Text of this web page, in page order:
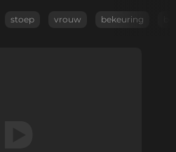
stoep vrouw bekeuring